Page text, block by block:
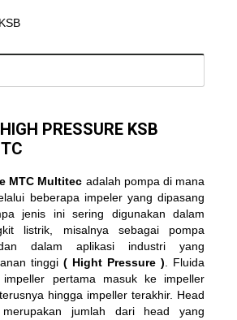
PRESSURE KSB
MTC Multitec adalah pompa di mana
beberapa impeler yang dipasang
jenis ini sering digunakan dalam
listrik, misalnya sebagai pompa
dalam aplikasi industri yang
tinggi ( Hight Pressure ) . Fluida
pertama masuk ke impeller
hingga impeller terakhir. Head
jumlah dari head yang